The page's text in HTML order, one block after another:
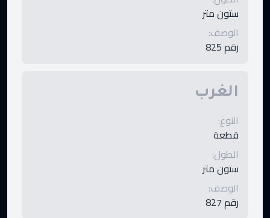
ستون متر
الوصف:
رقم 825
الغرب
النوع:
قطعة
الطول:
ستون متر
الوصف:
رقم 827